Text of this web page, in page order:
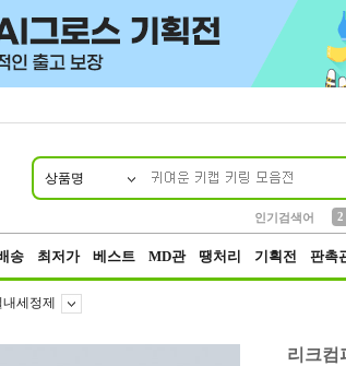
상품명
인기검색어
3
송 최저가 베스트 MD관 땡처리 기획전 판촉
내세정제
리크컴